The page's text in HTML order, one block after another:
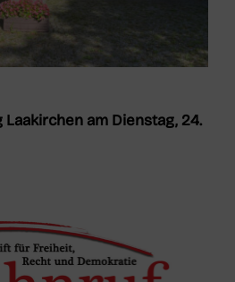
am Dienstag, 24.